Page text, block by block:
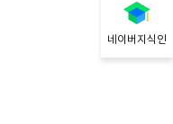
네이버지식인